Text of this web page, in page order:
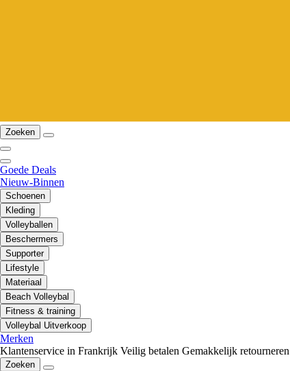
Zoeken
Goede Deals
Nieuw-Binnen
Schoenen
Kleding
Volleyballen
Beschermers
Supporter
Lifestyle
Materiaal
Beach Volleybal
Fitness & training
Volleybal Uitverkoop
Merken
Klantenservice in Frankrijk Veilig betalen Gemakkelijk retourneren
Zoeken